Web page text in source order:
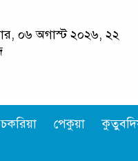
০৬ অগাস্ট ২০২৬, ২২
চকরিয়া পেকুয়া